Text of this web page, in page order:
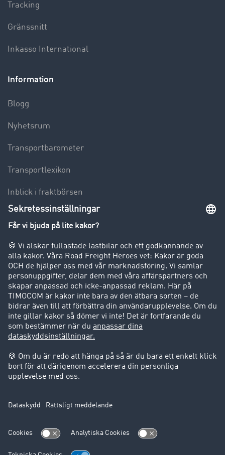
Tracking
Gränssnitt
Inkasso International
Information
Blogg
Nyhetsrum
Transportbarometer
Transportlexikon
Inblick i fraktbörsen
Körförbud för lastbilar
Företag
Kunder värvar kunder
Success Stories
Support
Support
Juridiskt
Företagsinformation
Användarvillkor